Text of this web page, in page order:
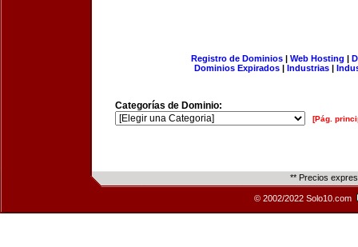
Registro de Dominios| Web Hosting |
Dominios Expirados | Industrias |
Categorías de Dominio:
[Pág.
** Precios
© 2002/2022 Solo10.com